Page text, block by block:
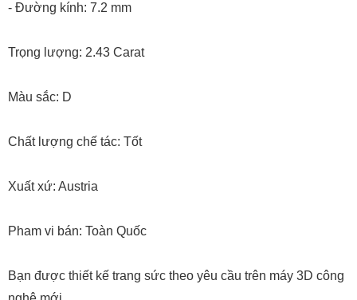
- Đường kính: 7.2 mm
Trọng lượng: 2.43 Carat
Màu sắc: D
Chất lượng chế tác: Tốt
Xuất xứ: Austria
Pham vi bán: Toàn Quốc
Bạn được thiết kế trang sức theo yêu cầu trên máy 3D công